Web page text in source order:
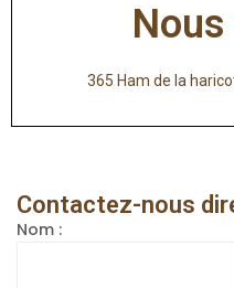
365 Ham de la
Contactez-nous
Nom :